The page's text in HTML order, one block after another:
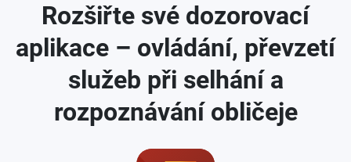
Rozšiřte své dozorovací
aplikace – ovládání, převzetí
služeb při selhání a
rozpoznávání obličeje